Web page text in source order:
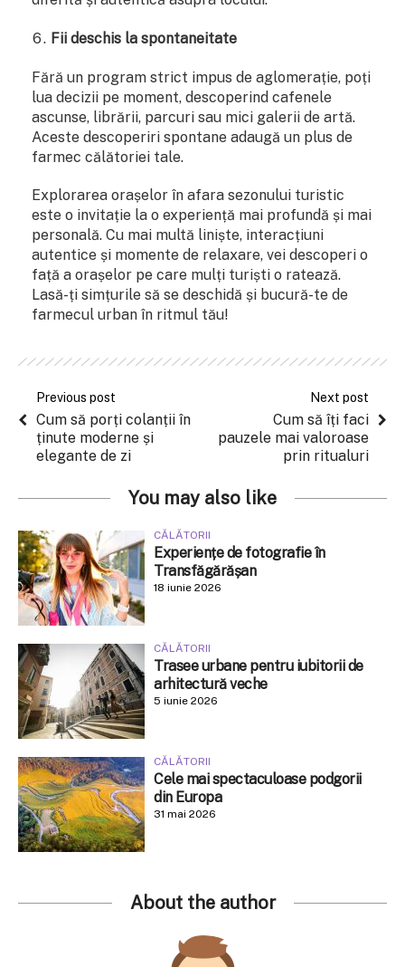
Fii deschis la spontaneitate
Fără un program strict impus de aglomerație, poți
lua decizii pe moment, descoperind cafenele
ascunse, librării, parcuri sau mici galerii de artă.
Aceste descoperiri spontane adaugă un plus de
farmec călătoriei tale.
Explorarea orașelor în afara sezonului turistic
este o invitație la o experiență mai profundă și mai
personală. Cu mai multă liniște, interacțiuni
autentice și momente de relaxare, vei descoperi o
față a orașelor pe care mulți turiști o ratează.
Lasă-ți simțurile să se deschidă și bucură-te de
farmecul urban în ritmul tău!
Previous post
Cum să porți colanții în
ținute moderne și
elegante de zi
Next post
Cum să îți faci
pauzele mai valoroase
prin ritualuri
You may also like
CĂLĂTORII
Experiențe de fotografie în
Transfăgărășan
18 iunie 2026
CĂLĂTORII
Trasee urbane pentru iubitorii de
arhitectură veche
5 iunie 2026
CĂLĂTORII
Cele mai spectaculoase podgorii
din Europa
31 mai 2026
About the author